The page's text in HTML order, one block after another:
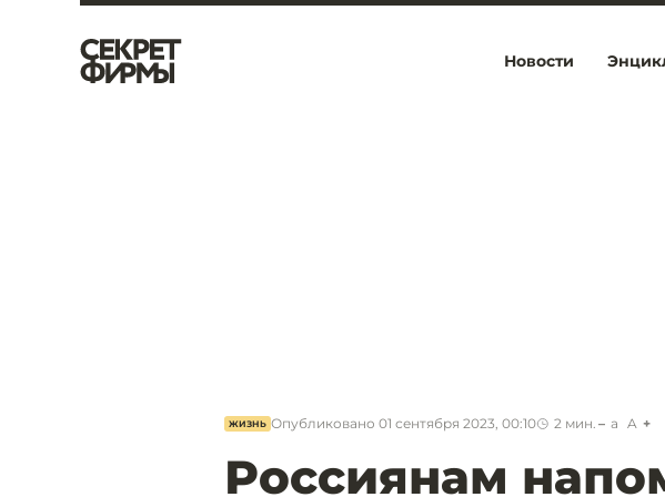
Новости
ЖИЗНЬ Опубликовано 01 сентября 2023, 00:10 2 мин. a A
Россиянам